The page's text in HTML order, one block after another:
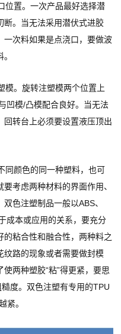
位置。一次产品最好选择潜
断。当无法采用潜伏式进胶
一次料如果是点浇口，要做波
模。旋转注塑模两个位置上
凹模/凸模配合良好。当无法
转台上必须要设置液压顶出
同颜色的同一种塑料，也可
考虑两种材料的界面作用、
色注塑制品一般以ABS、
成本或应用的关系，要充分
粘合性和融合性，两种料之
纹路的现象或者需要做封模
两种塑胶“粘”得更紧，要思
度。双色注塑有专用的TPU
紧。